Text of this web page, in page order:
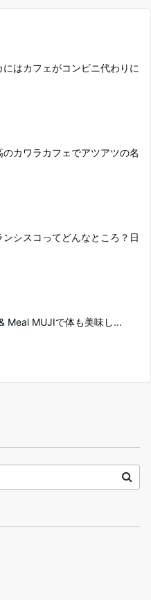
にはカフェがコンビニ代わりに
のカワラカフェでアツアツの名
ンシスコってどんなところ？日
Meal MUJIで体も美味し...